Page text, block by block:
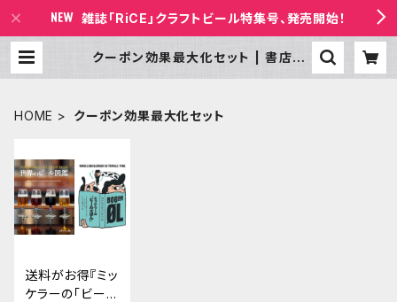
雑誌「RiCE」クラフトビール特集号、発売開始！
クーポン効果最大化セット | 書店ビ
HOME クーポン効果最大化セット
送料がお得『ミッ
ケラーの「ビール